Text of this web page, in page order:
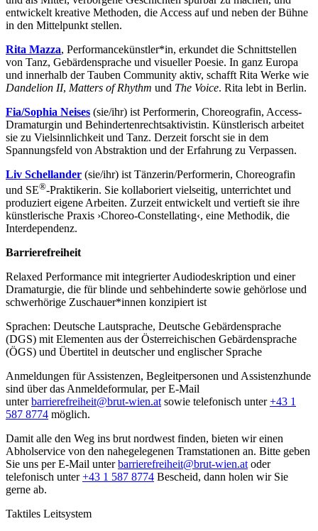
entwickelt kreative Methoden, die Access auf und neben der Bühne
in den Mittelpunkt stellen.
Rita Mazza, Performancekünstler*in, erkundet die Schnittstellen
von Tanz, Gebärdensprache und visueller Poesie. In ganz Europa
und innerhalb der Tauben Community aktiv, schafft Rita Werke wie
Dandelion II, Matters of Rhythm und The Voice. Rita lebt in Berlin.
Fia/Sophia Neises (sie/ihr) ist Performerin, Choreografin, Access-
Dramaturgin und Behindertenrechtsaktivistin. Künstlerisch arbeitet
sie zu Vielsinnlichkeit und Tanz. Derzeit forscht sie in dem
Spannungsfeld von Abstraktion und der Erfahrung zu Verpassen.
Liv Schellander (sie/ihr) ist Tänzerin/Performerin, Choreografin
und SE®-Praktikerin. Sie kollaboriert vielseitig, unterrichtet und
produziert eigene Arbeiten. Zurzeit entwickelt und vertieft sie ihre
künstlerische Praxis ›Choreo-Constellating‹, eine Methodik, die
Interdependenz.
Barrierefreiheit
Relaxed Performance mit integrierter Audiodeskription und einer
Dramaturgie, die für blinde und sehbehinderte sowie gehörlose und
schwerhörige Zuschauer*innen konzipiert ist
Sprachen: Deutsche Lautsprache, Deutsche Gebärdensprache
(DGS) mit Elementen aus der Österreichischen Gebärdensprache
(ÖGS) und Übertitel in deutscher und englischer Sprache
Anmeldungen für Assistenzen, Begleitpersonen und Assistenzhunde
sind über das Anmeldeformular, per E-Mail
unterbarrierefreiheit@brut-wien.at sowie telefonisch unter+43 1
587 8774 möglich.
Damit alle den Weg ins brut nordwest finden, bieten wir einen
Abholservice von den nahegelegenen Tramstationen an. Bitte geben
Sie uns per E-Mail unterbarrierefreiheit@brut-wien.at oder
telefonisch unter+43 1 587 8774 Bescheid, dann holen wir Sie
gerne ab.
Taktiles Leitsystem